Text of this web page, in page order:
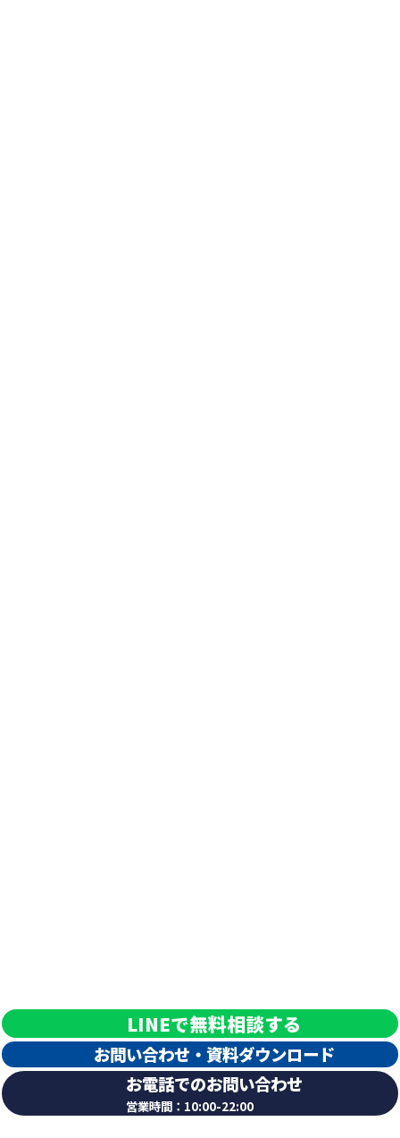
エンタメの最高到達点 マ
LINEで無料相談する
お問い合わせ・ 資料ダウンロード
お電話でのお問い合わせ
営業時間：10:00-22:00